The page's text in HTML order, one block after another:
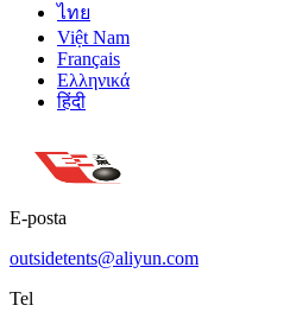
ไทย
Việt Nam
Français
Ελληνικά
हिंदी
E-posta
outsidetents@aliyun.com
Tel